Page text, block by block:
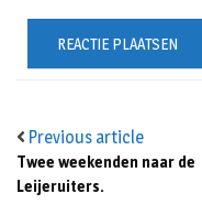
Previous article
Twee weekenden naar de
Leijeruiters.